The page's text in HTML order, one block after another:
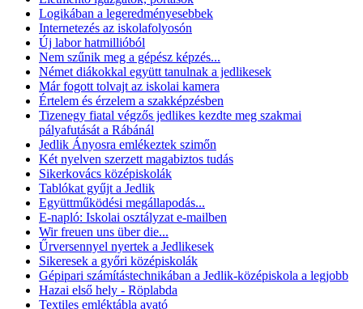
Logikában a legeredményesebbek
Internetezés az iskolafolyosón
Új labor hatmillióból
Nem szűnik meg a gépész képzés...
Német diákokkal együtt tanulnak a jedlikesek
Már fogott tolvajt az iskolai kamera
Értelem és érzelem a szakképzésben
Tizenegy fiatal végzős jedlikes kezdte meg szakmai
pályafutását a Rábánál
Jedlik Ányosra emlékeztek szimőn
Két nyelven szerzett magabiztos tudás
Sikerkovács középiskolák
Tablókat gyűjt a Jedlik
Együttműködési megállapodás...
E-napló: Iskolai osztályzat e-mailben
Wir freuen uns über die...
Űrversennyel nyertek a Jedlikesek
Sikeresek a győri középiskolák
Gépipari számítástechnikában a Jedlik-középiskola a legjobb
Hazai első hely - Röplabda
Textiles emléktábla avató